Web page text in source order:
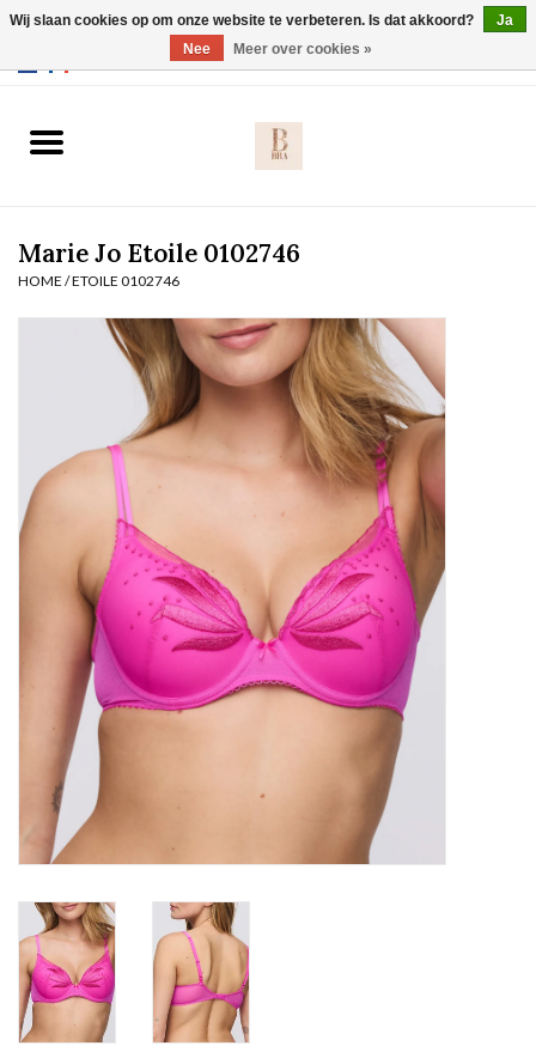
Slip
Body
Homewear
Badmode
Lingerie-accessoires
Cadeaubonnen
Marie Jo Etoile 0102746
HOME /ETOILE 0102746
Wij slaan cookies op om onze website te verbeteren. Is dat akkoord?
Ja
Nee
Meer over cookies »
Webshop werkt met EU maten. .